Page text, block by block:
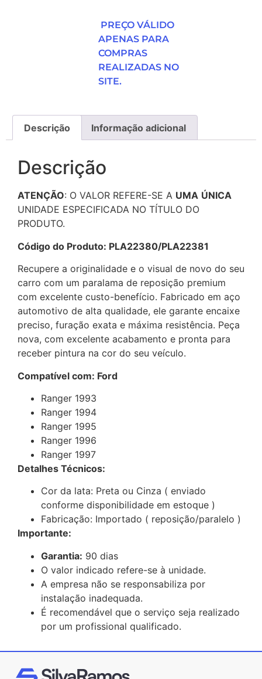
PREÇO VÁLIDO
APENAS PARA
COMPRAS
REALIZADAS NO
SITE.
Descrição Informação adicional
Descrição
ATENÇÃO: O VALOR REFERE-SE A UMA ÚNICA
UNIDADE ESPECIFICADA NO TÍTULO DO
PRODUTO.
Código do Produto: PLA22380/PLA22381
Recupere a originalidade e o visual de novo do seu
carro com um paralama de reposição premium
com excelente custo-benefício. Fabricado em aço
automotivo de alta qualidade, ele garante encaixe
preciso, furação exata e máxima resistência. Peça
nova, com excelente acabamento e pronta para
receber pintura na cor do seu veículo.
Compatível com: Ford
Ranger 1993
Ranger 1994
Ranger 1995
Ranger 1996
Ranger 1997
Detalhes Técnicos:
Cor da lata: Preta ou Cinza ( enviado
conforme disponibilidade em estoque )
Fabricação: Importado ( reposição/paralelo )
Importante:
Garantia: 90 dias
O valor indicado refere-se à unidade.
A empresa não se responsabiliza por
instalação inadequada.
É recomendável que o serviço seja realizado
por um profissional qualificado.